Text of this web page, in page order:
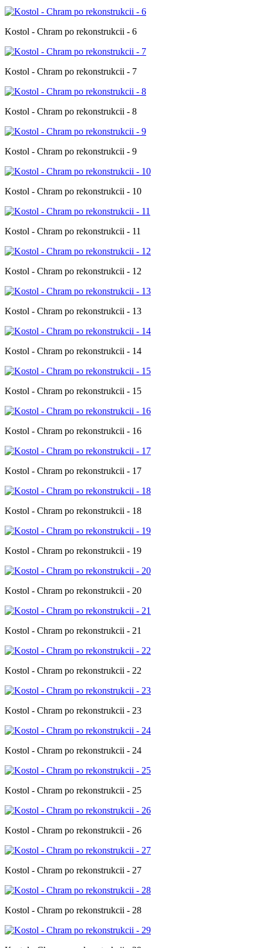
Kostol - Chram po rekonstrukcii - 6
Kostol - Chram po rekonstrukcii - 7
Kostol - Chram po rekonstrukcii - 8
Kostol - Chram po rekonstrukcii - 9
Kostol - Chram po rekonstrukcii - 10
Kostol - Chram po rekonstrukcii - 11
Kostol - Chram po rekonstrukcii - 12
Kostol - Chram po rekonstrukcii - 13
Kostol - Chram po rekonstrukcii - 14
Kostol - Chram po rekonstrukcii - 15
Kostol - Chram po rekonstrukcii - 16
Kostol - Chram po rekonstrukcii - 17
Kostol - Chram po rekonstrukcii - 18
Kostol - Chram po rekonstrukcii - 19
Kostol - Chram po rekonstrukcii - 20
Kostol - Chram po rekonstrukcii - 21
Kostol - Chram po rekonstrukcii - 22
Kostol - Chram po rekonstrukcii - 23
Kostol - Chram po rekonstrukcii - 24
Kostol - Chram po rekonstrukcii - 25
Kostol - Chram po rekonstrukcii - 26
Kostol - Chram po rekonstrukcii - 27
Kostol - Chram po rekonstrukcii - 28